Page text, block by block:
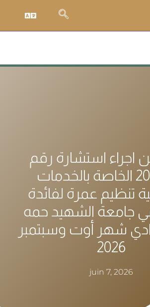
اجراء استشارة رقم
:2026/03 الخاصة بالخدمات
تنظيم عمرة لفائدة
جامعة الشهيد حمه
شهر أوت وسبتمبر
2026
juin 7, 2026